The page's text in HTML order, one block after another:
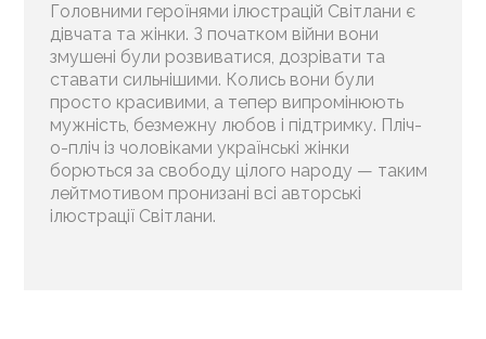
Головними героїнями ілюстрацій Світлани є
дівчата та жінки. З початком війни вони
змушені були розвиватися, дозрівати та
ставати сильнішими. Колись вони були
просто красивими, а тепер випромінюють
мужність, безмежну любов і підтримку. Пліч-
о-пліч із чоловіками українські жінки
борються за свободу цілого народу — таким
лейтмотивом пронизані всі авторські
ілюстрації Світлани.